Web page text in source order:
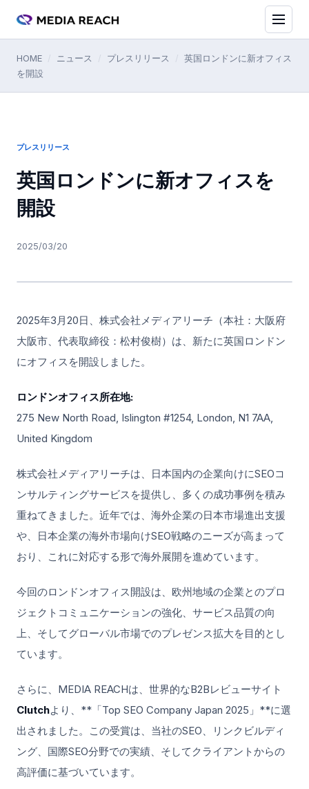
HOME ニュース プレスリリース
英国ロンドンに新オフィス
を開設
プレスリリース
英国ロンドンに新オフィスを
開設
2025/03/20
2025年3月20日、株式会社メディアリーチ（本社：大阪府
大阪市、代表取締役：松村俊樹）は、新たに英国ロンドン
にオフィスを開設しました。
ロンドンオフィス所在地:
275 New North Road, Islington #1254, London, N1 7AA,
United Kingdom
株式会社メディアリーチは、日本国内の企業向けにSEOコ
ンサルティングサービスを提供し、多くの成功事例を積み
重ねてきました。近年では、海外企業の日本市場進出支援
や、日本企業の海外市場向けSEO戦略のニーズが高まって
おり、これに対応する形で海外展開を進めています。
今回のロンドンオフィス開設は、欧州地域の企業とのプロ
ジェクトコミュニケーションの強化、サービス品質の向
上、そしてグローバル市場でのプレゼンス拡大を目的とし
ています。
さらに、MEDIA REACHは、世界的なB2Bレビューサイト
Clutchより、**「Top SEO Company Japan 2025」**に選
出されました。この受賞は、当社のSEO、リンクビルディ
ング、国際SEO分野での実績、そしてクライアントからの
高評価に基づいています。